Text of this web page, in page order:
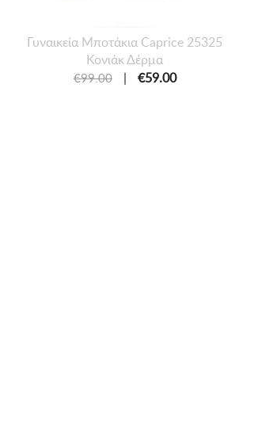
Γυναικεία Mποτάκια Caprice 25325
Κονιάκ Δέρμα
€99.00 | €59.00